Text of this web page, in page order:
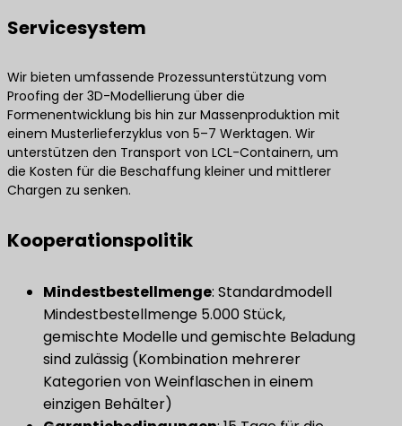
Servicesystem
Wir bieten umfassende Prozessunterstützung vom
Proofing der 3D-Modellierung über die
Formenentwicklung bis hin zur Massenproduktion mit
einem Musterlieferzyklus von 5–7 Werktagen. Wir
unterstützen den Transport von LCL-Containern, um
die Kosten für die Beschaffung kleiner und mittlerer
Chargen zu senken.
Kooperationspolitik
Mindestbestellmenge​: Standardmodell
Mindestbestellmenge 5.000 Stück,
gemischte Modelle und gemischte Beladung
sind zulässig (Kombination mehrerer
Kategorien von Weinflaschen in einem
einzigen Behälter)